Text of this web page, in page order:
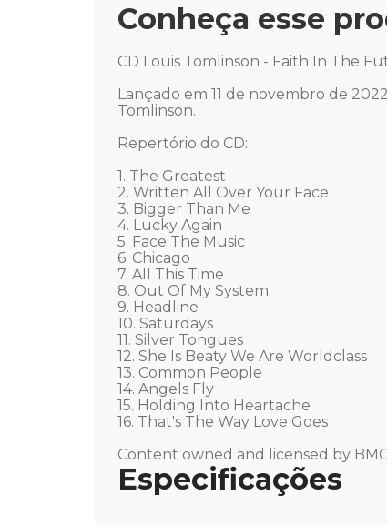
Conheça esse
CD Louis Tomlinson - Faith In The
Lançado em 11 de novembro de
Tomlinson.
Repertório do CD:
1. The Greatest
2. Written All Over Your Face
3. Bigger Than Me
4. Lucky Again
5. Face The Music
6. Chicago
7. All This Time
8. Out Of My System
9. Headline
10. Saturdays
11. Silver Tongues
12. She Is Beaty We Are Worldclass
13. Common People
14. Angels Fly
15. Holding Into Heartache
16. That's The Way Love Goes
Content owned and licensed by